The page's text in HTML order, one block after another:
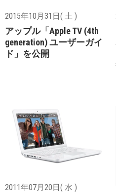
2015年10月31日( 土 )
アップル「Apple TV (4th
generation) ユーザーガイ
ド」を公開
2011年07月20日( 水 )